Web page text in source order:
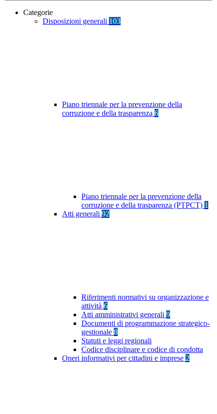
Categorie
Disposizioni generali 103
Piano triennale per la prevenzione della
corruzione e della trasparenza 6
Piano triennale per la prevenzione della
corruzione e della trasparenza (PTPCT) 1
Atti generali 92
Riferimenti normativi su organizzazione e
attività 6
Atti amministrativi generali 9
Documenti di programmazione strategico-
gestionale 8
Statuti e leggi regionali
Codice disciplinare e codice di condotta
Oneri informativi per cittadini e imprese 2